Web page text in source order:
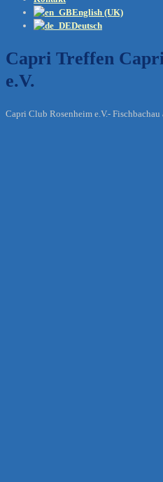
English (UK)
Deutsch
Capri Treffen
e.V.
Capri Club Rosenheim e.V.-